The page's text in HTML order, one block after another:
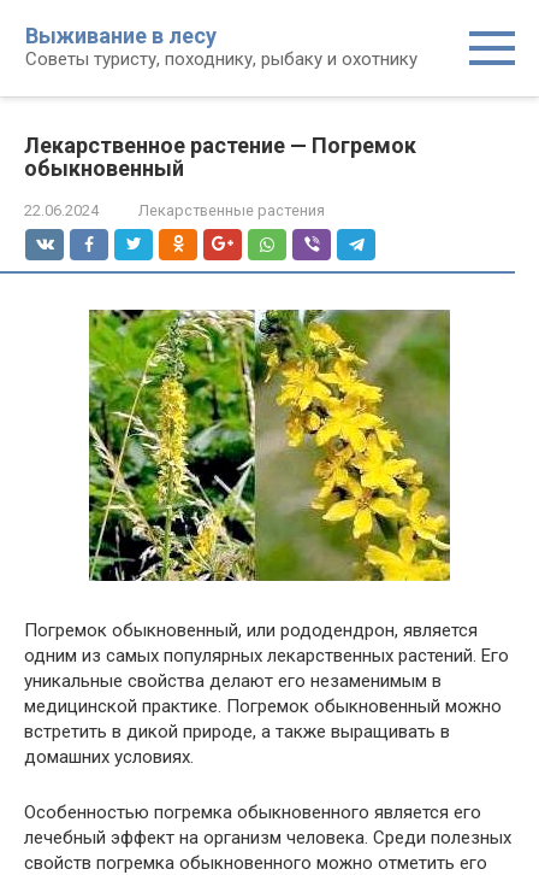
контенту
Выживание в лесу
Советы туристу, походнику, рыбаку и охотнику
Лекарственное растение — Погремок
обыкновенный
22.06.2024 Лекарственные растения
Погремок обыкновенный, или рододендрон, является
одним из самых популярных лекарственных растений. Его
уникальные свойства делают его незаменимым в
медицинской практике. Погремок обыкновенный можно
встретить в дикой природе, а также выращивать в
домашних условиях.
Особенностью погремка обыкновенного является его
лечебный эффект на организм человека. Среди полезных
свойств погремка обыкновенного можно отметить его